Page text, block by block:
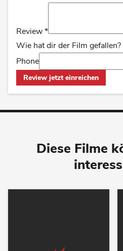
Review*
Wie hat dir der Film gefallen?
Phone
Review jetzt einreichen
Diese Filme